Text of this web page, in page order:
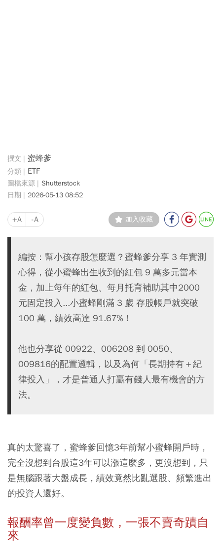
蜜蜂爹
ETF
Shutterstock
2026-05-13 08:52
+A -A 加入收藏
編按：幫小孩存股怎麼選？蜜蜂爹分享 3 年實測
心得，從小蜜蜂出生收到的紅包 9 萬多元當本
金，加上每年的紅包、每月托育補助其中2000
元固定投入...小蜜蜂剛滿 3 歲 存股帳戶就突破
100 萬，績效高達 91.67%！
他也分享從 00922、006208 到 0050、
009816的配置邏輯，以及為何「長期持有＋紀
律投入」，才是普通人打贏有錢人最有機會的方
法。
真的太驚喜了，蜜蜂爹回憶3年前幫小蜜蜂開戶時，
完全沒想到台股這3年可以漲這麼多，更沒想到，只
是無腦跟著大盤成長，績效竟然比亂選股、頻繁進出
的投資人還好。
報酬率曾一度變負數，一張不賣奇蹟自
來